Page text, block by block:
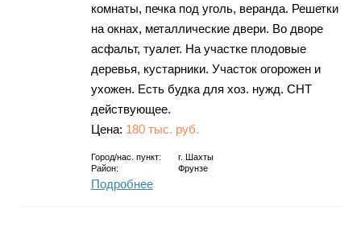
комнаты, печка под уголь, веранда. Решетки
на окнах, металлические двери. Во дворе
асфальт, туалет. На участке плодовые
деревья, кустарники. Участок огорожен и
ухожен. Есть будка для хоз. нужд. СНТ
действующее.
Цена: 180 тыс. руб.
Город/нас. пункт: г.
Шахты
Район:
Фрунзе
Подробнее